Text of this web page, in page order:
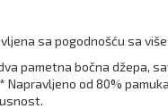
sa pogodnošću sa
pametna bočna džepa,
Napravljeno od 80%